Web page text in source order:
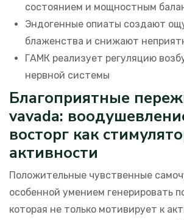
состоянием и мощностным
Эндогенные опиаты создают
блаженства и снижают
ГАМК реализует регуляцию
нервной системы
Благоприятные
vavada:
восторг как
активности
Положительные чувственные
особенной умением генерировать
которая не только мотивирует к